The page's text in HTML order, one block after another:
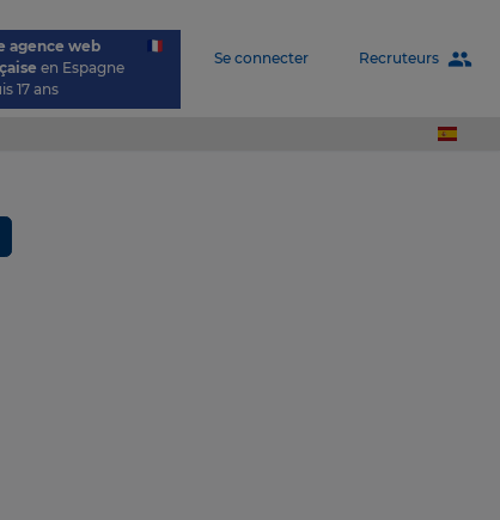
agence web
en Espagne
17 ans
Se connecter Recruteurs people